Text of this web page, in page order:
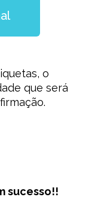
o
que será
sucesso!!